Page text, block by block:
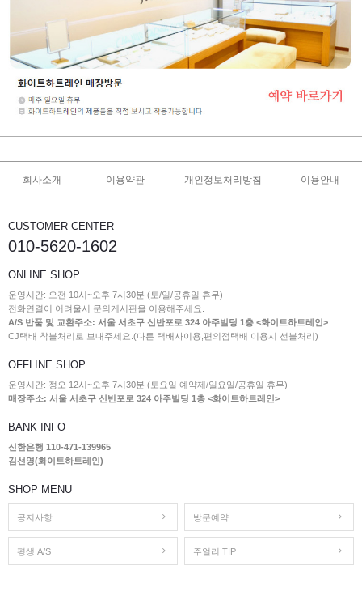
회사소개 이용약관 개인정보처리방침 이용안내
CUSTOMER CENTER
010-5620-1602
ONLINE SHOP
운영시간: 오전 10시~오후 7시30분 (토/일/공휴일 휴무)
전화연결이 어려울시 문의게시판을 이용해주세요.
A/S 반품 및 교환주소: 서울 서초구 신반포로 324 아주빌딩 1층 <화이트하트레인>
CJ택배 착불처리로 보내주세요.(다른 택배사이용,편의점택배 이용시 선불처리)
OFFLINE SHOP
운영시간: 정오 12시~오후 7시30분 (토요일 예약제/일요일/공휴일 휴무)
매장주소: 서울 서초구 신반포로 324 아주빌딩 1층 <화이트하트레인>
BANK INFO
신한은행 110-471-139965
김선영(화이트하트레인)
SHOP MENU
공지사항 방문예약
평생 A/S 주얼리 TIP